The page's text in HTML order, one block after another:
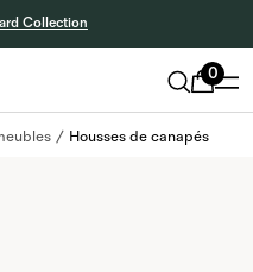
Collection
0
Housses de canapés